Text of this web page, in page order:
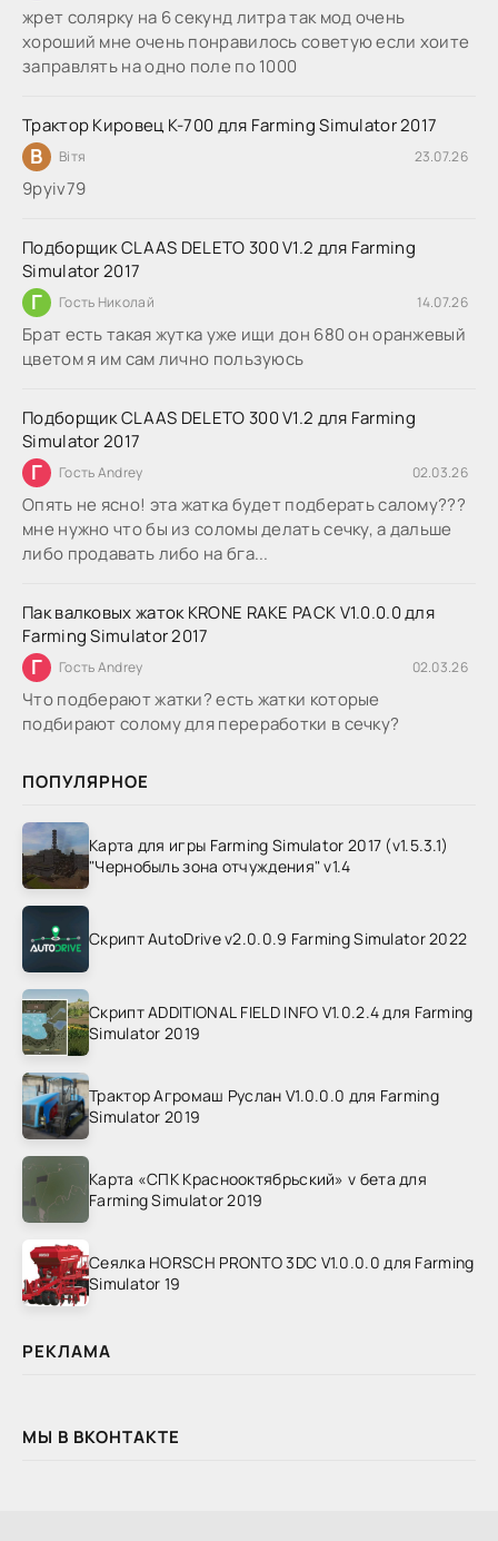
жрет солярку на 6 секунд литра так мод очень
хороший мне очень понравилось советую если хоите
заправлять на одно поле по 1000
Трактор Кировец К-700 для Farming Simulator 2017
В Вітя 23.07.26
9руіv79
Подборщик CLAAS DELETO 300 V1.2 для Farming
Simulator 2017
Г Гость Николай 14.07.26
Брат есть такая жутка уже ищи дон 680 он оранжевый
цветом я им сам лично пользуюсь
Подборщик CLAAS DELETO 300 V1.2 для Farming
Simulator 2017
Г Гость Andrey 02.03.26
Опять не ясно! эта жатка будет подберать салому???
мне нужно что бы из соломы делать сечку, а дальше
либо продавать либо на бга...
Пак валковых жаток KRONE RAKE PACK V1.0.0.0 для
Farming Simulator 2017
Г Гость Andrey 02.03.26
Что подберают жатки? есть жатки которые
подбирают солому для переработки в сечку?
ПОПУЛЯРНОЕ
Карта для игры Farming Simulator 2017 (v1.5.3.1)
"Чернобыль зона отчуждения" v1.4
Скрипт AutoDrive v2.0.0.9 Farming Simulator 2022
Скрипт ADDITIONAL FIELD INFO V1.0.2.4 для Farming
Simulator 2019
Трактор Агромаш Руслан V1.0.0.0 для Farming
Simulator 2019
Карта «СПК Краснооктябрьский» v бета для
Farming Simulator 2019
Сеялка HORSCH PRONTO 3DC V1.0.0.0 для Farming
Simulator 19
РЕКЛАМА
МЫ В ВКОНТАКТЕ